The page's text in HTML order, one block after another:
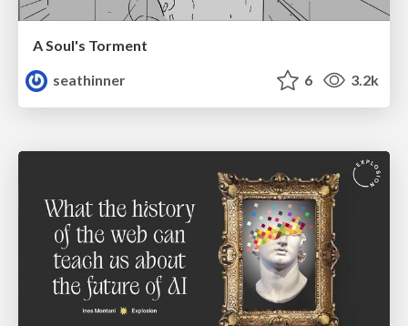
A Soul's Torment
seathinner
6 3.2k